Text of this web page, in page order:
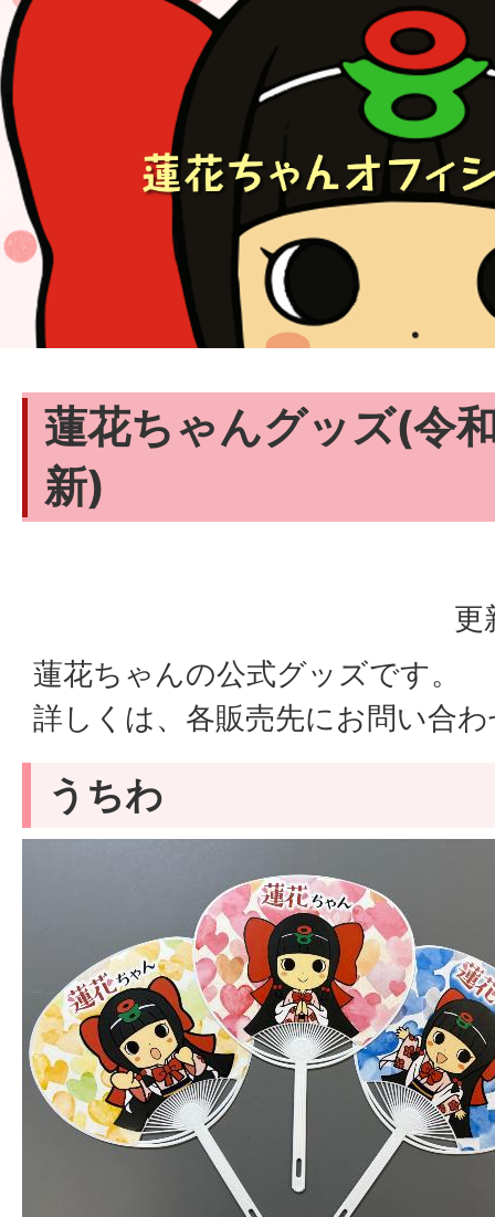
蓮花ちゃんグッズ(令
新)
更
蓮花ちゃんの公式グッズです。
詳しくは、各販売先にお問い合
うちわ